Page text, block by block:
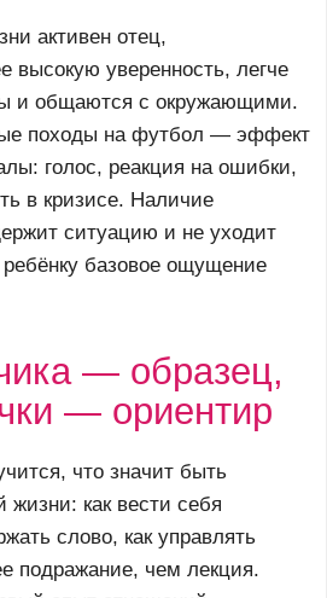
активен отец,
высокую уверенность, легче
и общаются с окружающими.
походы на футбол — эффект
голос, реакция на ошибки,
в кризисе. Наличие
ситуацию и не уходит
базовое ощущение
— образец,
— ориентир
что значит быть
как вести себя
слово, как управлять
подражание, чем лекция.